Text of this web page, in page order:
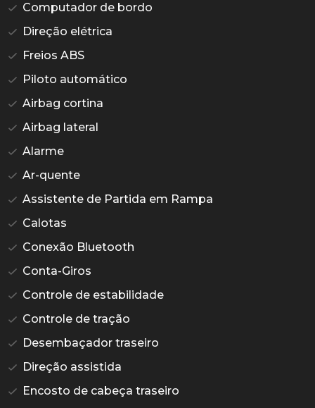
Computador de bordo
Direção elétrica
Freios ABS
Piloto automático
Airbag cortina
Airbag lateral
Alarme
Ar-quente
Assistente de Partida em Rampa
Calotas
Conexão Bluetooth
Conta-Giros
Controle de estabilidade
Controle de tração
Desembaçador traseiro
Direção assistida
Encosto de cabeça traseiro